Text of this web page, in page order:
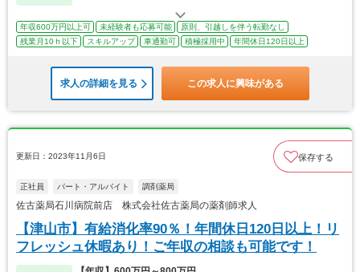
年収600万円以上可 未経験者も応募可能
原則、引越しを伴う転勤なし
残業月10ｈ以下
スキルアップ 車通勤可 積極採用中 年間休日120日以上
求人の詳細を見る この求人に興味がある
更新日：2023年11月6日 保存する
正社員 パート・アルバイト 調剤薬局
佐古薬局石川病院前店 株式会社佐古薬局の薬剤師求人
【津山市】有給消化率90％！年間休日120日以上！リ
フレッシュ休暇あり！ご年収の相談も可能です！